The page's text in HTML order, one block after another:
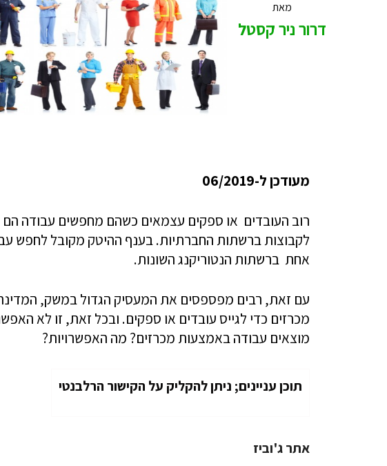
מאת
דרור ניר קסטל
מעודכן ל-06/2019
רוב העובדים או ספקים עצמאים כשהם מחפשים עבודה הם
לקבוצות ברשתות החברתיות. בענף ההיטק מקובל לחפש
אחת ברשתות הנטוריקנג השונות.
עם זאת, רבים מפספסים את המעסיק הגדול במשק,
מכרזים כדי לגייס עובדים או ספקים. ובכל זאת, זו לא
מוצאים עבודה באמצעות מכרזים? מה האפשרויות?
תוכן עניינים; ניתן להקליק על הקישור הרלבנטי
אתר ג'וביז